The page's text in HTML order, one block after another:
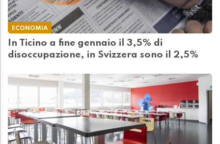
ECONOMIA
In Ticino a fine gennaio il 3,5% di
disoccupazione, in Svizzera sono il 2,5%